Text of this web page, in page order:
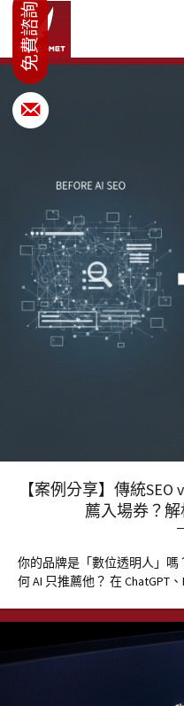
【案例分享】傳統
薦入場券？解
你的品牌是「數位透明人」嗎
何 AI 只推薦他？ 在 ChatGPT、